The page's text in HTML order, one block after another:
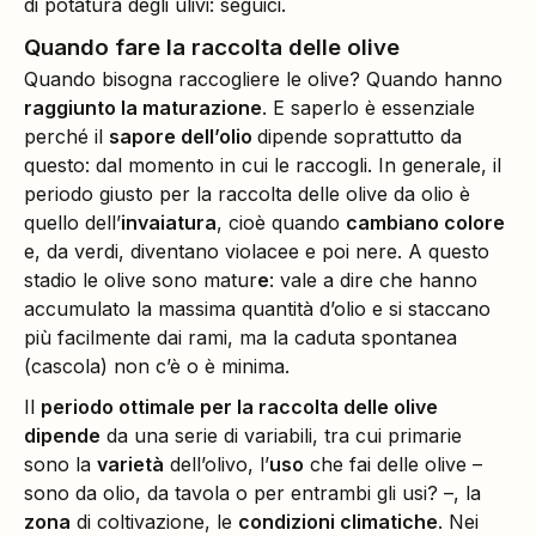
di potatura degli ulivi: seguici.
Quando fare la raccolta delle olive
Quando bisogna raccogliere le olive? Quando hanno
raggiunto la maturazione. E saperlo è essenziale
perché il sapore dell’olio dipende soprattutto da
questo: dal momento in cui le raccogli. In generale, il
periodo giusto per la raccolta delle olive da olio è
quello dell’invaiatura, cioè quando cambiano colore
e, da verdi, diventano violacee e poi nere. A questo
stadio le olive sono mature: vale a dire che hanno
accumulato la massima quantità d’olio e si staccano
più facilmente dai rami, ma la caduta spontanea
(cascola) non c’è o è minima.
Il periodo ottimale per la raccolta delle olive
dipende da una serie di variabili, tra cui primarie
sono la varietà dell’olivo, l’uso che fai delle olive –
sono da olio, da tavola o per entrambi gli usi? –, la
zona di coltivazione, le condizioni climatiche. Nei